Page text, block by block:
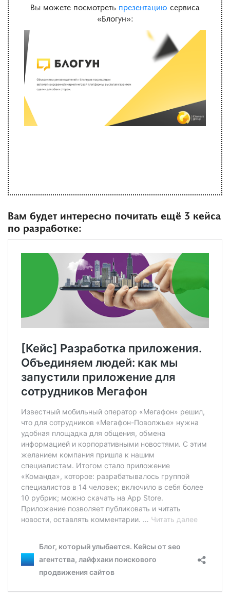
Вы можете посмотреть презентацию сервиса
«Блогун»:
Вам будет интересно почитать ещё 3 кейса
по разработке: